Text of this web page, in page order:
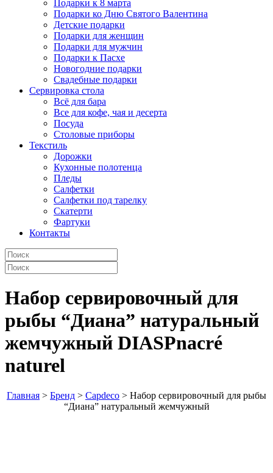
Подарки к 8 марта
Подарки ко Дню Святого Валентина
Детские подарки
Подарки для женщин
Подарки для мужчин
Подарки к Пасхе
Новогодние подарки
Свадебные подарки
Сервировка стола
Всё для бара
Все для кофе, чая и десерта
Посуда
Столовые приборы
Текстиль
Дорожки
Кухонные полотенца
Пледы
Салфетки
Салфетки под тарелку
Скатерти
Фартуки
Контакты
Набор сервировочный для
рыбы “Диана” натуральный
жемчужный DIASPnacré
naturel
Главная > Бренд > Capdeco > Набор сервировочный для рыбы
“Диана” натуральный жемчужный